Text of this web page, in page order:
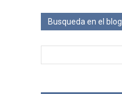
Busqueda en el blog